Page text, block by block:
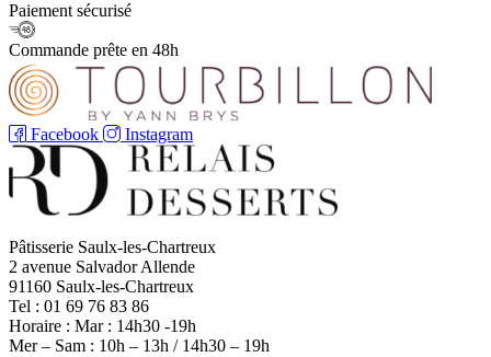
Paiement sécurisé
Commande prête en 48h
Facebook Instagram
Pâtisserie Saulx-les-Chartreux
2 avenue Salvador Allende
91160 Saulx-les-Chartreux
Tel : 01 69 76 83 86
Horaire : Mar : 14h30 -19h
Mer – Sam : 10h – 13h / 14h30 – 19h